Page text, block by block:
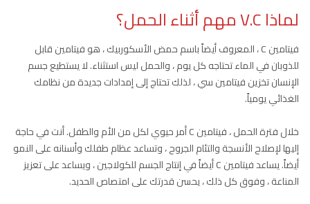
لماذا V.C مهم أثناء الحمل؟
فيتامين C ، المعروف أيضاً باسم حمض الأسكوربيك ، هو فيتامين قابل
للذوبان في الماء تحتاجه كل يوم ، والحمل ليس استثناء. لا يستطيع جسم
الإنسان تخزين فيتامين سي ، لذلك تحتاج إلى إمدادات جديدة من نظامك
الغذائي يومياً.
خلال فترة الحمل ، فيتامين C أمر حيوي لكل من الأم والطفل. أنت في حاجة
إليها لإصلاح الأنسجة والتئام الجروح ، وتساعد عظام طفلك وأسنانه على النمو
أيضاً. يساعد فيتامين C أيضاً في إنتاج الجسم للكولاجين ، ويساعد على تعزيز
المناعة ، وفوق كل ذلك ، يحسن قدرتك على امتصاص الحديد.